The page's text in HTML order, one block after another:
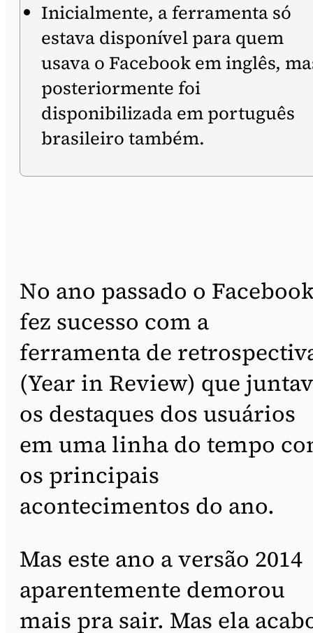
Inicialmente, a ferramenta só
estava disponível para quem
usava o Facebook em inglês,
posteriormente foi
disponibilizada em português
brasileiro também.
No ano passado o
fez sucesso com a
ferramenta de
(Year in Review) que
os destaques dos usuários
em uma linha do tempo
os principais
acontecimentos do ano.
Mas este ano a versão 2014
aparentemente demorou
mais pra sair. Mas ela